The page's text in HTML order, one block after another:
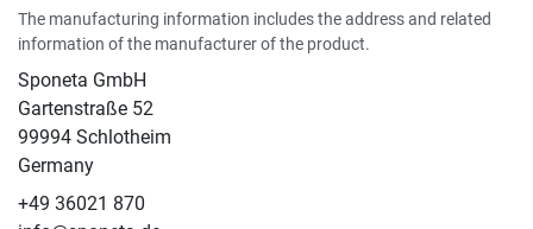
The manufacturing information includes the address and related
information of the manufacturer of the product.
Sponeta GmbH
Gartenstraße 52
99994 Schlotheim
Germany
+49 36021 870